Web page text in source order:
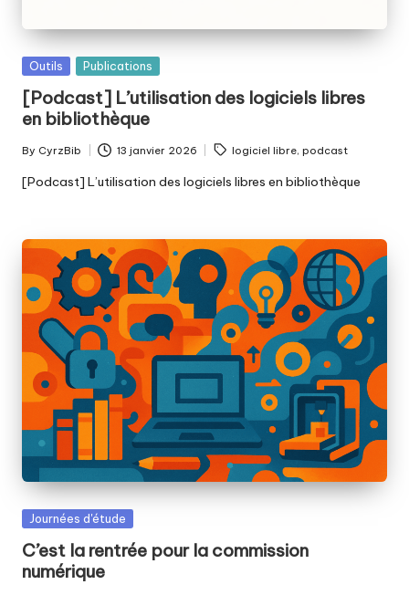
Posted
Outils Publications
[Podcast] L’utilisation des logiciels libres
en bibliothèque
Posted
by
By CyrzBib 13 janvier 2026
Tags: logiciel libre,podcast
[Podcast] L’utilisation des logiciels libres en bibliothèque
Posted
Journées d'étude
C’est la rentrée pour la commission
numérique